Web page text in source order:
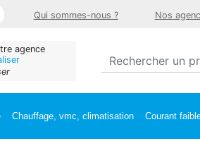
Qui sommes-nous ? Nos
agence
Chauffage, vmc, climatisation Courant